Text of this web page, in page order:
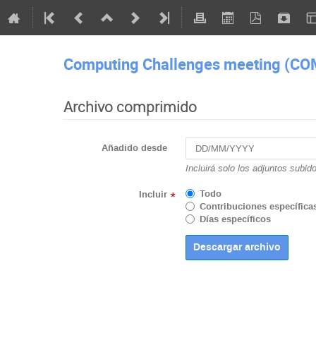
Computing Challenges meeting
Archivo comprimido
Añadido desde
Incluirá solo los adjuntos
Incluir *
Todo
Contribuciones
Días específicos